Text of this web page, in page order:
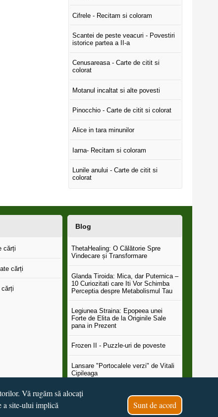
Cifrele - Recitam si coloram
Scantei de peste veacuri - Povestiri
istorice partea a II-a
Cenusareasa - Carte de citit si
colorat
Motanul incaltat si alte povesti
Pinocchio - Carte de citit si colorat
Alice in tara minunilor
Iarna- Recitam si coloram
Lunile anului - Carte de citit si
colorat
cărți
cărți
Blog
ThetaHealing: O Călătorie Spre
Vindecare și Transformare
Glanda Tiroida: Mica, dar Puternica –
10 Curiozitati care Iti Vor Schimba
Perceptia despre Metabolismul Tau
Legiunea Straina: Epopeea unei
Forte de Elita de la Originile Sale
pana in Prezent
Frozen II - Puzzle-uri de poveste
Lansare "Portocalele verzi" de Vitali
Cipileaga
...toate știrile
Vă rugăm să alocați
a site-ului implică
Sunt de acord